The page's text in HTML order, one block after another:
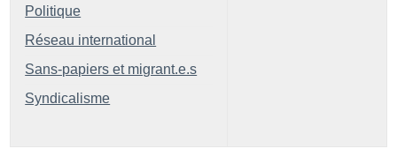
Politique
Réseau international
Sans-papiers et migrant.e.s
Syndicalisme